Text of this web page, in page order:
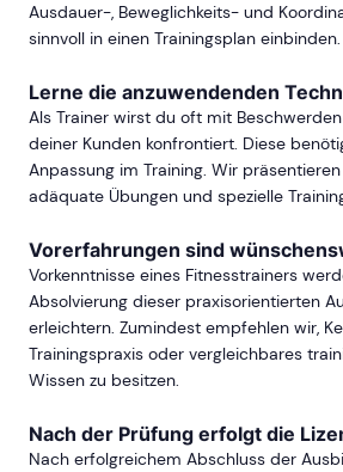
Ausdauer-, Beweglichkeits- und
sinnvoll in einen Trainingsplan einbinden.
Lerne die anzuwendenden
Als Trainer wirst du oft mit
deiner Kunden konfrontiert. Diese
Anpassung im Training. Wir
adäquate Übungen und spezielle
Vorerfahrungen sind
Vorkenntnisse eines Fitnesstrainers
Absolvierung dieser praxisorientierten
erleichtern. Zumindest empfehlen wir,
Trainingspraxis oder vergleichbares
Wissen zu besitzen.
Nach der Prüfung erfolgt die
Nach erfolgreichem Abschluss der